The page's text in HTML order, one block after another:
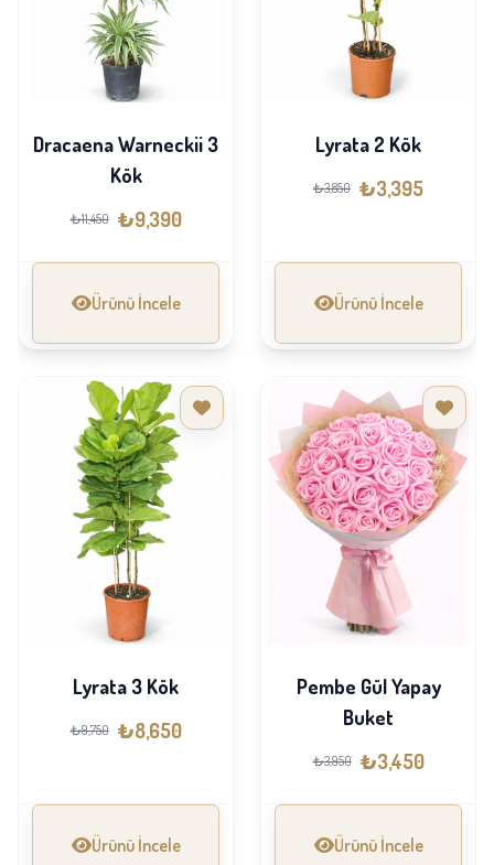
Dracaena Warneckii 3
Kök
₺11,450 ₺9,390
Ürünü İncele
Lyrata 2 Kök
₺3,850 ₺3,395
Ürünü İncele
Lyrata 3 Kök
₺9,750 ₺8,650
Ürünü İncele
Pembe Gül Yapay
Buket
₺3,950 ₺3,450
Ürünü İncele